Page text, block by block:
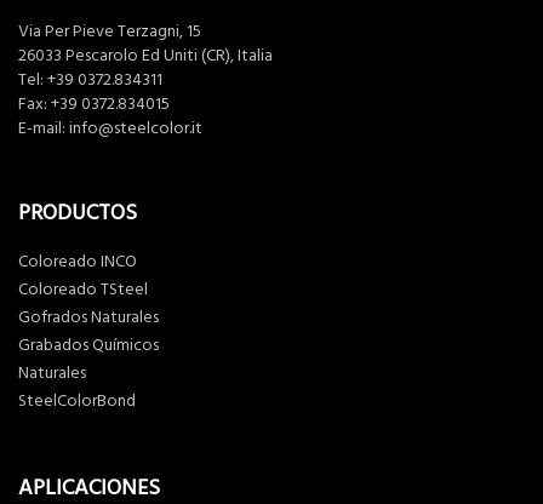
Via Per Pieve Terzagni, 15
26033 Pescarolo Ed Uniti (CR), Italia
Tel: +39 0372.834311
Fax: +39 0372.834015
E-mail: info@steelcolor.it
PRODUCTOS
Coloreado INCO
Coloreado TSteel
Gofrados Naturales
Grabados Químicos
Naturales
SteelColorBond
APLICACIONES